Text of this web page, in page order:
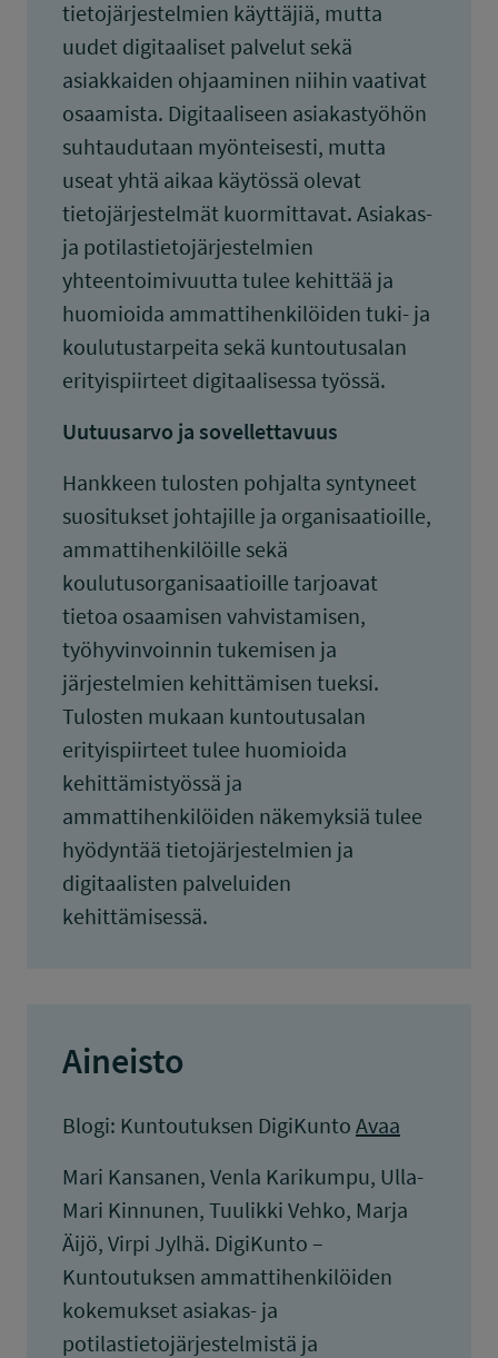
tietojärjestelmien käyttäjiä, mutta
uudet digitaaliset palvelut sekä
asiakkaiden ohjaaminen niihin vaativat
osaamista. Digitaaliseen asiakastyöhön
suhtaudutaan myönteisesti, mutta
useat yhtä aikaa käytössä olevat
tietojärjestelmät kuormittavat. Asiakas-
ja potilastietojärjestelmien
yhteentoimivuutta tulee kehittää ja
huomioida ammattihenkilöiden tuki- ja
koulutustarpeita sekä kuntoutusalan
erityispiirteet digitaalisessa työssä.
Uutuusarvo ja sovellettavuus
Hankkeen tulosten pohjalta syntyneet
suositukset johtajille ja organisaatioille,
ammattihenkilöille sekä
koulutusorganisaatioille tarjoavat
tietoa osaamisen vahvistamisen,
työhyvinvoinnin tukemisen ja
järjestelmien kehittämisen tueksi.
Tulosten mukaan kuntoutusalan
erityispiirteet tulee huomioida
kehittämistyössä ja
ammattihenkilöiden näkemyksiä tulee
hyödyntää tietojärjestelmien ja
digitaalisten palveluiden
kehittämisessä.
Aineisto
Blogi: Kuntoutuksen DigiKunto Avaa
Mari Kansanen, Venla Karikumpu, Ulla-
Mari Kinnunen, Tuulikki Vehko, Marja
Äijö, Virpi Jylhä. DigiKunto –
Kuntoutuksen ammattihenkilöiden
kokemukset asiakas- ja
potilastietojärjestelmistä ja